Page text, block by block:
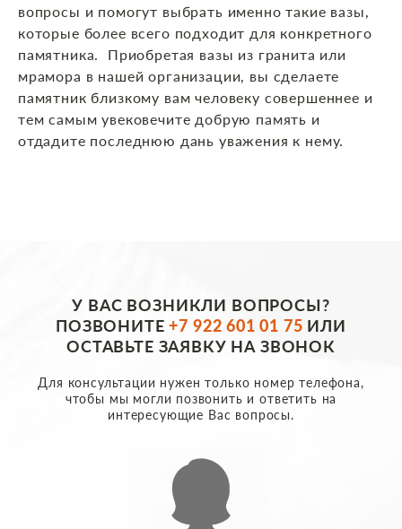
вопросы и помогут выбрать именно такие вазы,
которые более всего подходит для конкретного
памятника. Приобретая вазы из гранита или
мрамора в нашей организации, вы сделаете
памятник близкому вам человеку совершеннее и
тем самым увековечите добрую память и
отдадите последнюю дань уважения к нему.
У ВАС ВОЗНИКЛИ ВОПРОСЫ?
ПОЗВОНИТЕ+7 922 601 01 75 ИЛИ
ОСТАВЬТЕ ЗАЯВКУ НА ЗВОНОК
Для консультации нужен только номер телефона,
чтобы мы могли позвонить и ответить на
интересующие Вас вопросы.